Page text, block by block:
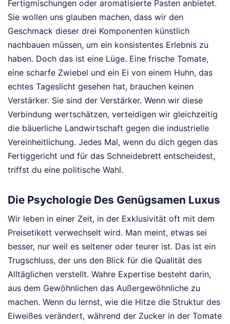
Fertigmischungen oder aromatisierte Pasten anbietet.
Sie wollen uns glauben machen, dass wir den
Geschmack dieser drei Komponenten künstlich
nachbauen müssen, um ein konsistentes Erlebnis zu
haben. Doch das ist eine Lüge. Eine frische Tomate,
eine scharfe Zwiebel und ein Ei von einem Huhn, das
echtes Tageslicht gesehen hat, brauchen keinen
Verstärker. Sie sind der Verstärker. Wenn wir diese
Verbindung wertschätzen, verteidigen wir gleichzeitig
die bäuerliche Landwirtschaft gegen die industrielle
Vereinheitlichung. Jedes Mal, wenn du dich gegen das
Fertiggericht und für das Schneidebrett entscheidest,
triffst du eine politische Wahl.
Die Psychologie Des Genügsamen Luxus
Wir leben in einer Zeit, in der Exklusivität oft mit dem
Preisetikett verwechselt wird. Man meint, etwas sei
besser, nur weil es seltener oder teurer ist. Das ist ein
Trugschluss, der uns den Blick für die Qualität des
Alltäglichen verstellt. Wahre Expertise besteht darin,
aus dem Gewöhnlichen das Außergewöhnliche zu
machen. Wenn du lernst, wie die Hitze die Struktur des
Eiweißes verändert, während der Zucker in der Tomate